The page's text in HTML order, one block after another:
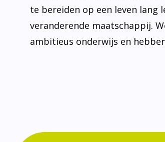
te bereiden op een leven lang
veranderende maatschappij.
ambitieus onderwijs en